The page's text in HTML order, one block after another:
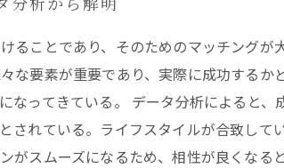
ことであり、そのためのマッチング
な要素が重要であり、実際に成功する
ってきている。 データ分析によると
れている。ライフスタイルが合致し
スムーズになるため、相性が良くなる